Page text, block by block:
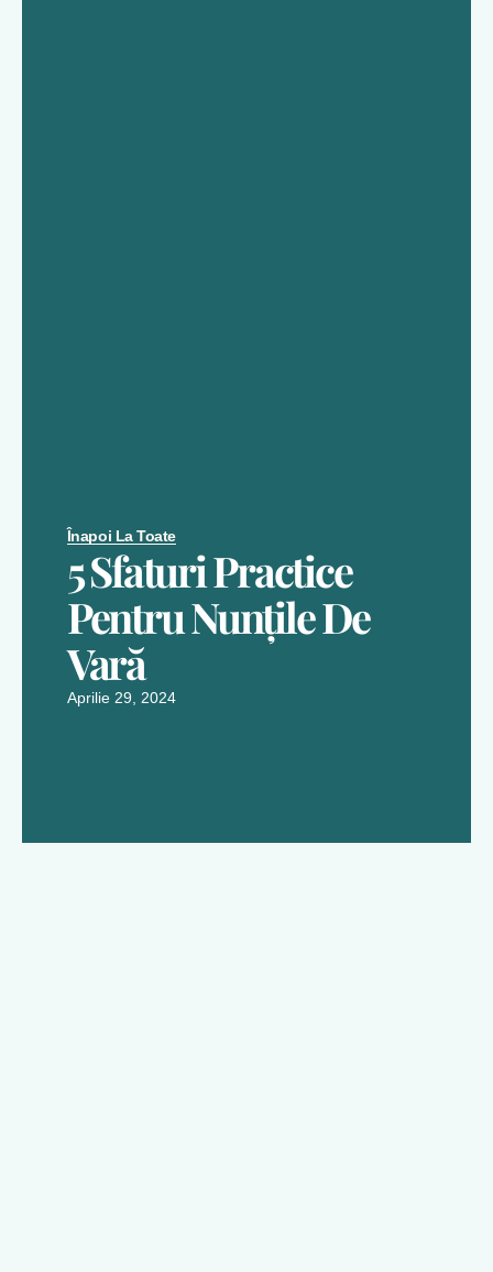
Înapoi La Toate
5 Sfaturi Practice
Pentru Nunțile De
Vară
Aprilie 29, 2024